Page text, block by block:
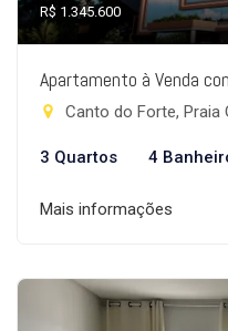
R$ 1.345.600
Apartamento à Venda
Canto do Forte, Praia
3 Quartos 4
Mais informações